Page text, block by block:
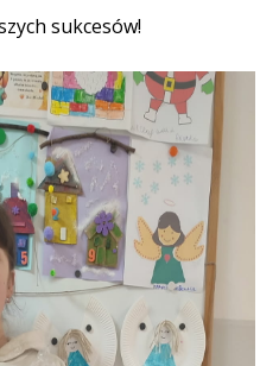
sukcesów!